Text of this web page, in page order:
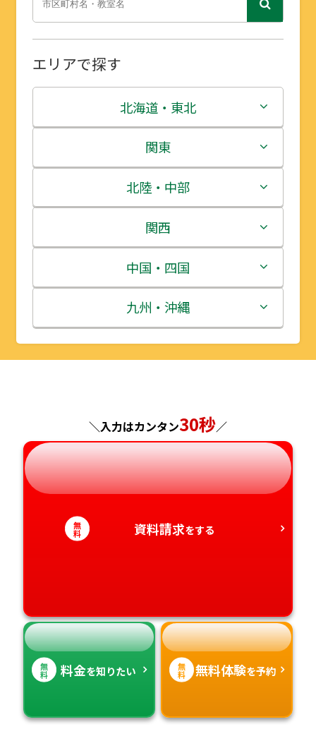
エリアで探す
北海道・東北
北海道
青森県
岩手県
宮城県
秋田県
山形県
関東
茨城県
栃木県
群馬県
埼玉県
千葉県
神奈川県
北陸・中部
新潟県
富山県
石川県
福井県
長野県
岐阜県
静岡県
愛知県
関西
三重県
滋賀県
京都府
兵庫県
奈良県
中国・四国
鳥取県
島根県
広島県
山口県
香川県
高知県
九州・沖縄
福岡県
長崎県
熊本県
宮崎県
沖縄県
＼入力はカンタン30秒／
無
料 資料請求をする
無
料 料金を知りたい 無
料 無料体験を予約